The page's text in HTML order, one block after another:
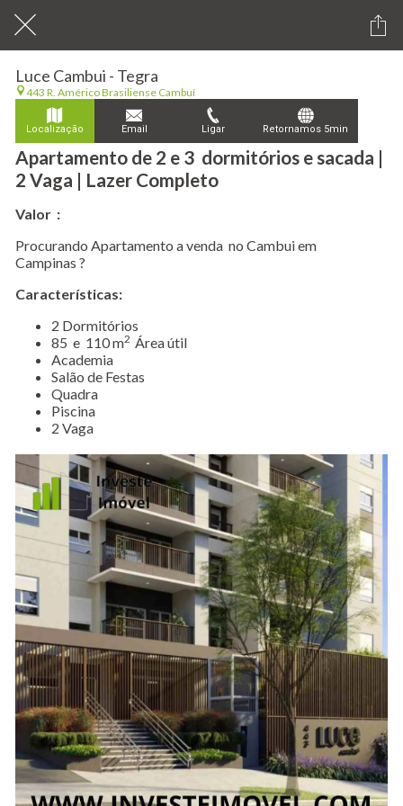
Luce Cambui - Tegra
443 R. Américo Brasiliense Cambuí
Localização Email Ligar Retornamos 5min
Apartamento de 2 e 3 dormitórios e sacada |
2 Vaga | Lazer Completo
Valor :
Procurando Apartamento a venda no Cambui em
Campinas ?
Características:
​2 Dormitórios
85 e 110 m2 Área útil
Academia
Salão de Festas
Quadra
Piscina
2 Vaga